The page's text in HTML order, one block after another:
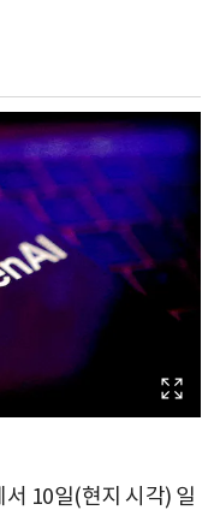
10일(현지 시각) 일